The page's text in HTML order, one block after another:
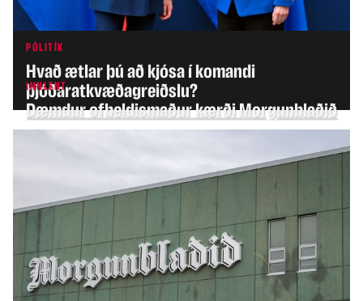
PÓLITÍK
Hvað ætlar þú að kjósa í komandi
þjóðaratkvæðagreiðslu?
INNLENT
Dæmdur ofbeldismaður kærði Morgunblaðið